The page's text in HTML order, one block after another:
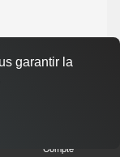
poivrons
Compte
garantir la